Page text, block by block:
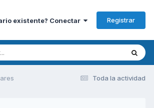
existente? Conectar Registrar
Toda la actividad